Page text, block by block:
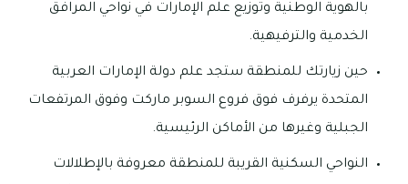
بالهوية الوطنية وتوزيع علم الإمارات في نواحي المرافق
الخدمية والترفيهية.
حين زيارتك للمنطقة ستجد علم دولة الإمارات العربية
المتحدة يرفرف فوق فروع السوبر ماركت وفوق المرتفعات
الجبلية وغيرها من الأماكن الرئيسية.
النواحي السكنية القريبة للمنطقة معروفة بالإطلالات